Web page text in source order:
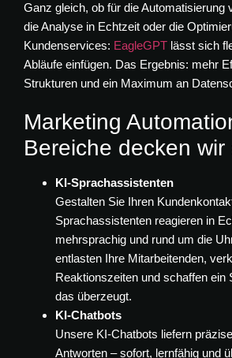
Ganz gleich, ob für die Automatisierung
die Analyse in Echtzeit oder die
Kundenservices: EagleGPT lässt sich
Abläufe einfügen. Das Ergebnis: mehr
Strukturen und ein Maximum an
Marketing
Bereiche decken wir
KI-Sprachassistenten
Gestalten Sie Ihren
Sprachassistenten reagieren in
mehrsprachig und rund um die
entlasten Ihre Mitarbeitenden,
Reaktionszeiten und schaffen ein
das überzeugt.
KI-Chatbots
Unsere KI-Chatbots liefern
Antworten – sofort, lernfähig und